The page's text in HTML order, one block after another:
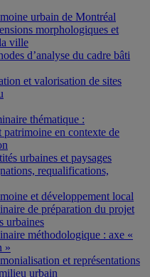
urbain de Montréal
morphologiques et
ville
d’analyse du cadre bâti
et valorisation de sites
thématique :
en contexte de
urbaines et paysages
requalifications,
et développement local
de préparation du projet
urbaines
méthodologique : axe «
»
et représentations
urbain